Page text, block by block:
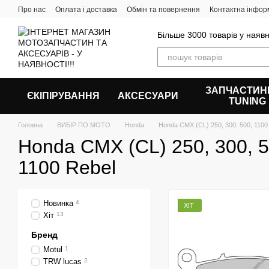
Перейти до основного контенту
Про нас Оплата і доставка Обмін та повернення Контактна
Більше 3000 товарів у
ЄКІПІРУВАННЯ АКСЕСУАРИ
ТUNING
Головна ВИБІР ПО МОТО Honda Honda CMX (CL) 250, 300, 500,
Honda CMX (CL) 250, 300,
1100 Rebel
ХІТ
Новинка 4
Хіт 13
Бренд
Motul 1
TRW lucas 2